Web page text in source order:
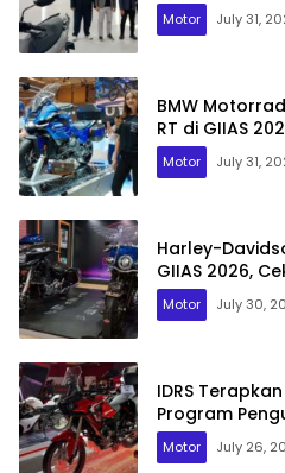
Motor July 31,
BMW
RT di GIIAS
Motor July 31,
Harley-
GIIAS 2026,
Motor July 30,
IDRS
Program
Motor July 26,